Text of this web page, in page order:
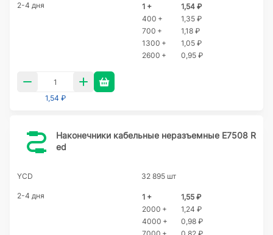
2-4 дня 1 +
1,54 ₽
400 +
1,35 ₽
700 +
1,18 ₽
1300 +
1,05 ₽
2600 +
0,95 ₽
1,54 ₽
Наконечники кабельные неразъемные E7508 R
ed
YCD 32 895 шт
2-4 дня 1 +
1,55 ₽
2000 +
1,24 ₽
4000 +
0,98 ₽